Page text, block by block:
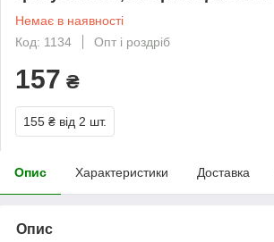
Немає в наявності
Код: 1134
Опт і роздріб
157 ₴
155 ₴ від 2 шт.
Опис Характеристики Доставка
Опис